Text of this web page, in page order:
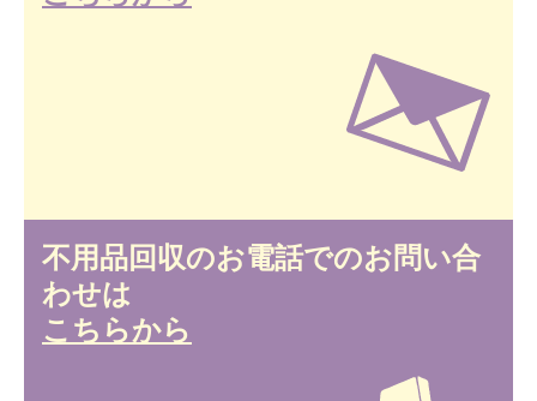
不用品回収のお電話でのお問い合
わせは
こちらから